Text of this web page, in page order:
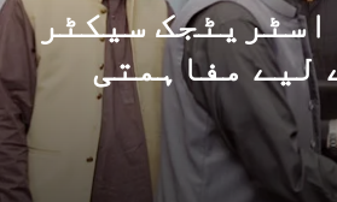
سیکٹر
لیے مفاہمتی